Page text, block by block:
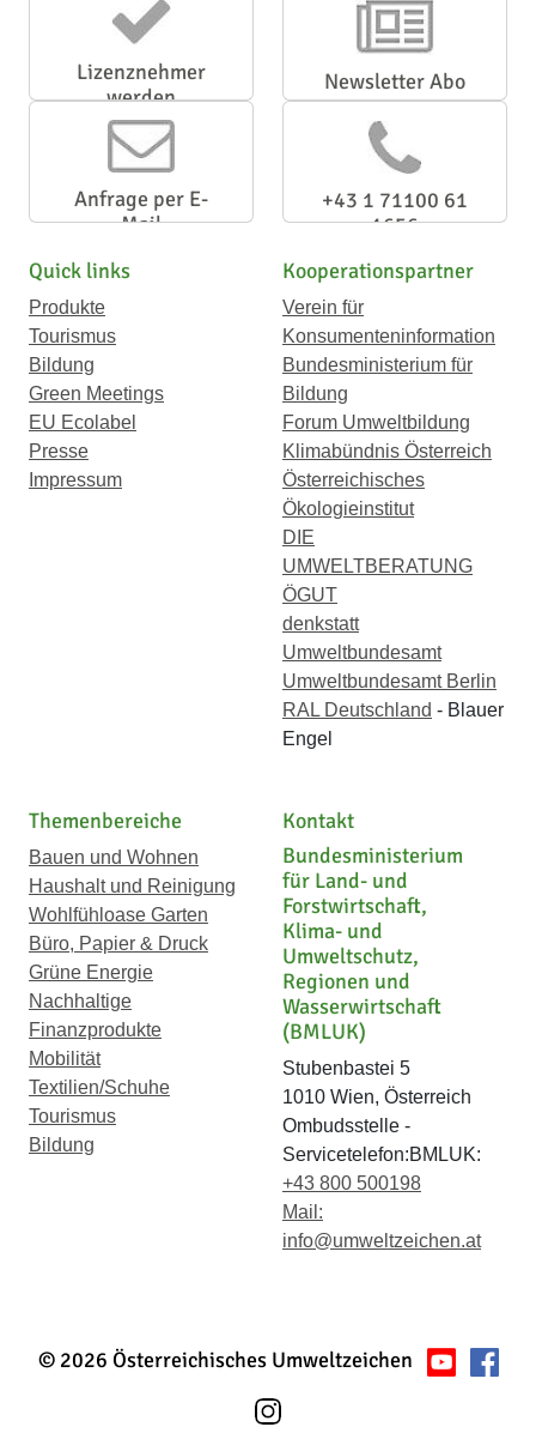
Lizenznehmer
werden
Newsletter Abo
Anfrage per E-
Mail
+43 1 71100 61
1656
Quick links
Produkte
Tourismus
Bildung
Green Meetings
EU Ecolabel
Presse
Impressum
Kooperationspartner
Verein für
Konsumenteninformation
Bundesministerium für
Bildung
Forum Umweltbildung
Klimabündnis Österreich
Österreichisches
Ökologieinstitut
DIE
UMWELTBERATUNG
ÖGUT
denkstatt
Umweltbundesamt
Umweltbundesamt Berlin
RAL Deutschland - Blauer
Engel
Themenbereiche
Bauen und Wohnen
Haushalt und Reinigung
Wohlfühloase Garten
Büro, Papier & Druck
Grüne Energie
Nachhaltige
Finanzprodukte
Mobilität
Textilien/Schuhe
Tourismus
Bildung
Kontakt
Bundesministerium
für Land- und
Forstwirtschaft,
Klima- und
Umweltschutz,
Regionen und
Wasserwirtschaft
(BMLUK)
Stubenbastei 5
1010 Wien, Österreich
Ombudsstelle -
Servicetelefon:BMLUK:
+43 800 500198
Mail:
info@umweltzeichen.at
© 2026 Österreichisches Umweltzeichen